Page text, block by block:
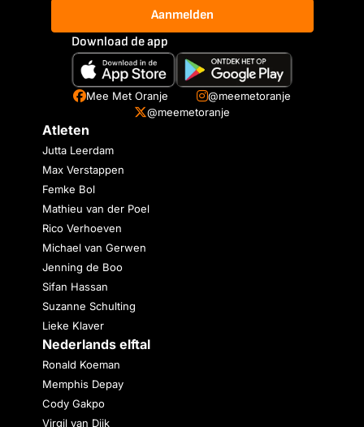
Aanmelden
Download de app
Mee Met Oranje
@meemetoranje
@meemetoranje
Atleten
Jutta Leerdam
Max Verstappen
Femke Bol
Mathieu van der Poel
Rico Verhoeven
Michael van Gerwen
Jenning de Boo
Sifan Hassan
Suzanne Schulting
Lieke Klaver
Nederlands elftal
Ronald Koeman
Memphis Depay
Cody Gakpo
Virgil van Dijk